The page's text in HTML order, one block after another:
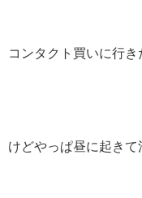
コンタクト買いに行
けどやっぱ昼に起き